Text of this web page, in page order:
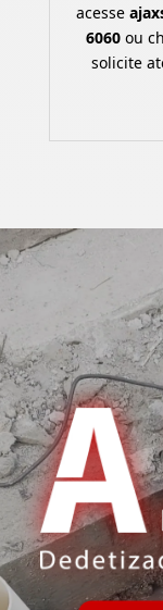
acesse
6060 ou
solicite